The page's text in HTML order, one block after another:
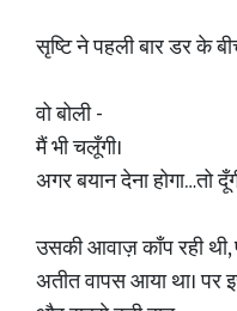
सृष्टि ने पहली बार डर के
वो बोली -
मैं भी चलूँगी।
अगर बयान देना होगा…तो
उसकी आवाज़ काँप रही थी,
अतीत वापस आया था। पर